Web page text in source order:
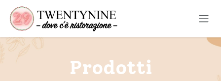
Passa al contenuto
Prodotti